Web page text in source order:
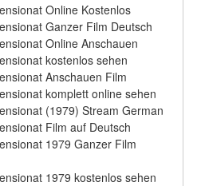
Online Kostenlos
Ganzer Film Deutsch
Online Anschauen
kostenlos sehen
Anschauen Film
komplett online sehen
(1979) Stream German
Film auf Deutsch
1979 Ganzer Film
1979 kostenlos sehen